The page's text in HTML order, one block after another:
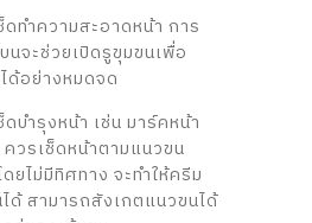
ดทำความสะอาดหน้า การ
นจะช่วยเปิดรูขุมขนเพื่อ
ด้อย่างหมดจด
ดบำรุงหน้า เช่น มาร์คหน้า
วรเช็ดหน้าตามแนวขน
ยไม่มีทิศทาง จะทำให้ครีม
ด้ สามารถสังเกตแนวขนได้